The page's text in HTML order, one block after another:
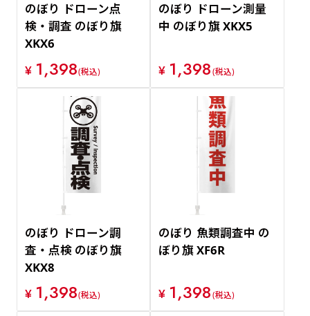
のぼり ドローン点
検・調査 のぼり旗
XKX6
¥ 1,398(税込)
のぼり ドローン測量
中 のぼり旗 XKX5
¥ 1,398(税込)
のぼり ドローン調
査・点検 のぼり旗
XKX8
¥ 1,398(税込)
のぼり 魚類調査中 の
ぼり旗 XF6R
¥ 1,398(税込)